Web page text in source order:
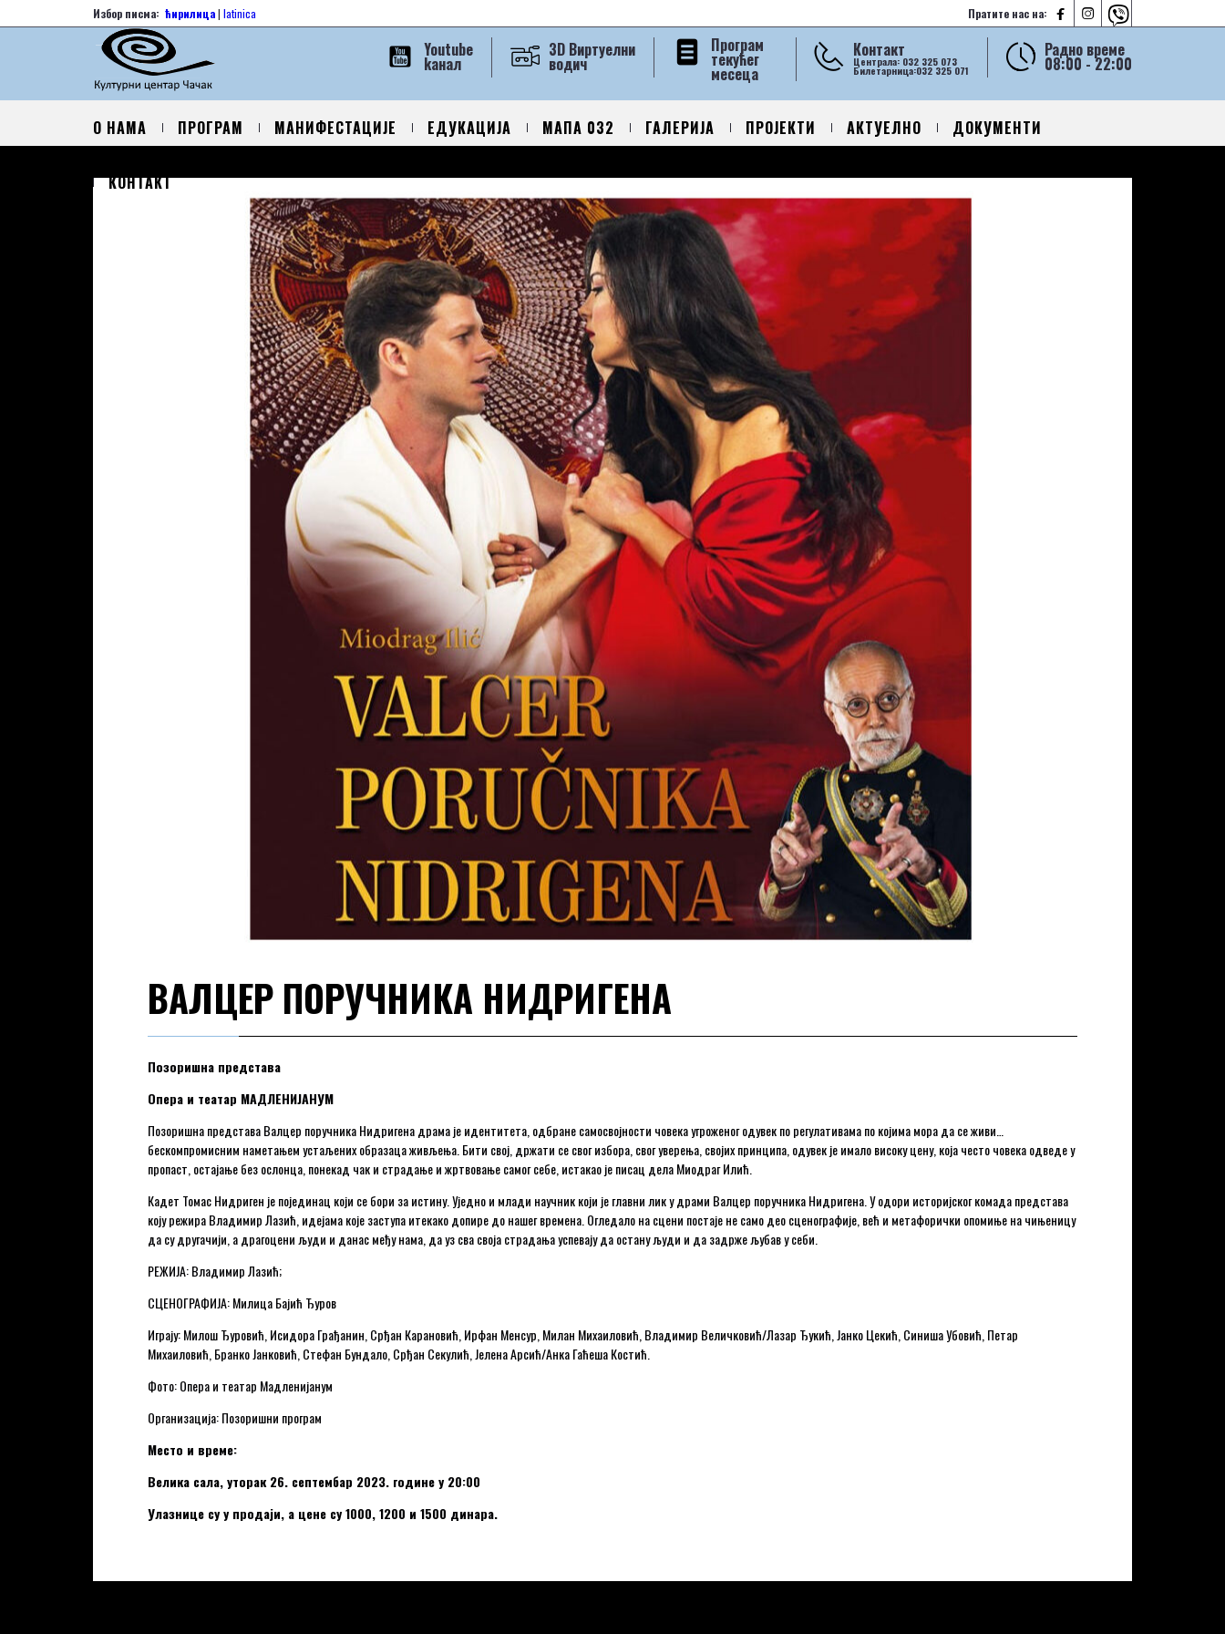
Пратите нас на:   
Избор писма: ћирилица| latinica
Радно време
08:00 - 22:00
Контакт
Централа: 032 325 073
Билетарница:032 325 071
Програм
текућег
месеца
3D Виртуелни
водич
Youtube
kанал
О НАМА ПРОГРАМ МАНИФЕСТАЦИЈЕ ЕДУКАЦИЈА МАПА 032 ГАЛЕРИЈА ПРОЈЕКТИ АКТУЕЛНО ДОКУМЕНТИ
КОНТАКТ
ВАЛЦЕР ПОРУЧНИКА НИДРИГЕНА
Позоришна представа
Опера и театар МАДЛЕНИЈАНУМ
Позоришна представа Валцер поручника Нидригена драма је идентитета, одбране самосвојности човека угроженог одувек по регулативама по којима мора да се живи…
бескомпромисним наметањем устаљених образаца живљења. Бити свој, држати се свог избора, свог уверења, својих принципа, одувек је имало високу цену, која често човека одведе у
пропаст, остајање без ослонца, понекад чак и страдање и жртвовање самог себе, истакао је писац дела Миодраг Илић.
Кадет Томас Нидриген је појединац који се бори за истину. Уједно и млади научник који је главни лик у драми Валцер поручника Нидригена. У одори историјског комада представа
коју режира Владимир Лазић, идејама које заступа итекако допире до нашег времена. Огледало на сцени постаје не само део сценографије, већ и метафорички опомиње на чињеницу
да су другачији, а драгоцени људи и данас међу нама, да уз сва своја страдања успевају да остану људи и да задрже љубав у себи.
РЕЖИЈА: Владимир Лазић;
СЦЕНОГРАФИЈА: Милица Бајић Ђуров
Играју: Милош Ђуровић, Исидора Грађанин, Срђан Карановић, Ирфан Менсур, Милан Михаиловић, Владимир Величковић/Лазар Ђукић, Јанко Цекић, Синиша Убовић, Петар
Михаиловић, Бранко Јанковић, Стефан Бундало, Срђан Секулић, Јелена Арсић/Анка Гаћеша Костић.
Фото: Опера и театар Мадленијанум
Организација: Позоришни програм
Место и време:
Велика сала, уторак 26. септембар 2023. године у 20:00
Улазнице су у продаји, а цене су 1000, 1200 и 1500 динара.